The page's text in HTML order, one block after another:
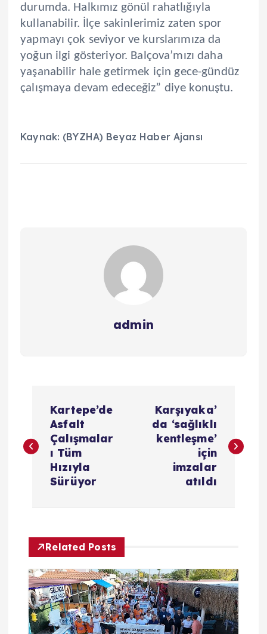
durumda. Halkımız gönül rahatlığıyla
kullanabilir. İlçe sakinlerimiz zaten spor
yapmayı çok seviyor ve kurslarımıza da
yoğun ilgi gösteriyor. Balçova’mızı daha
yaşanabilir hale getirmek için gece-gündüz
çalışmaya devam edeceğiz” diye konuştu.
Kaynak: (BYZHA) Beyaz Haber Ajansı
admin
z
e
z
Kartepe’de
Asfalt
Çalışmalar
ı Tüm
Hızıyla
Sürüyor
Karşıyaka’
da ‘sağlıklı
kentleşme’
için
imzalar
atıldı
Related Posts